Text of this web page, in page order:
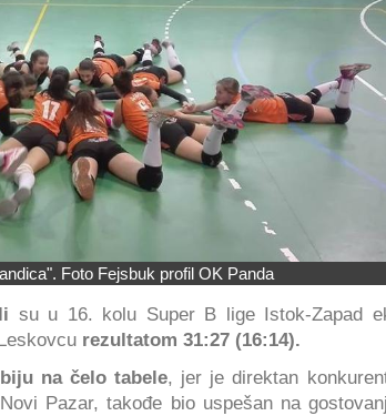
Foto Fejsbuk profil OK Panda
su u 16. kolu Super B lige Istok-Zapad
rezultatom 31:27 (16:14).
na čelo tabele, jer je direktan
Pazar, takođe bio uspešan na